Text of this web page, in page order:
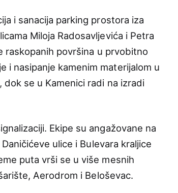
i sanacija parking prostora iza
Miloja Radosavljevića i Petra
raskopanih površina u prvobitno
i nasipanje kamenim materijalom u
dok se u Kamenici radi na izradi
Ekipe su angažovane na
ulice i Bulevara kraljice
puta vrši se u više mesnih
Aerodrom i Beloševac.